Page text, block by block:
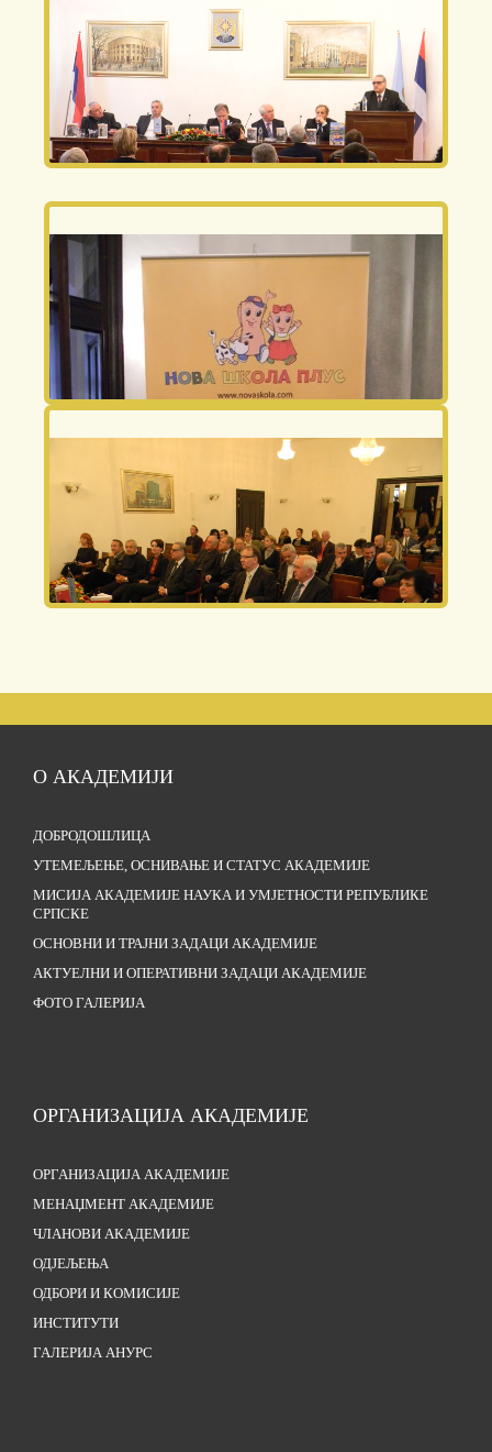
О АКАДЕМИЈИ
ДОБРОДОШЛИЦА
УТЕМЕЉЕЊЕ, ОСНИВАЊЕ И СТАТУС АКАДЕМИЈЕ
МИСИЈА АКАДЕМИЈЕ НАУКА И УМЈЕТНОСТИ РЕПУБЛИКЕ
СРПСКЕ
ОСНОВНИ И ТРАЈНИ ЗАДАЦИ АКАДЕМИЈЕ
АКТУЕЛНИ И ОПЕРАТИВНИ ЗАДАЦИ АКАДЕМИЈЕ
ФОТО ГАЛЕРИЈА
ОРГАНИЗАЦИЈА АКАДЕМИЈЕ
ОРГАНИЗАЦИЈА АКАДЕМИЈЕ
МЕНАЏМЕНТ АКАДЕМИЈЕ
ЧЛАНОВИ АКАДЕМИЈЕ
ОДЈЕЉЕЊА
ОДБОРИ И КОМИСИЈЕ
ИНСТИТУТИ
ГАЛЕРИЈА АНУРС